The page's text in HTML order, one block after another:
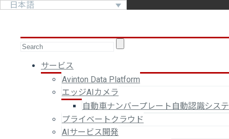
日本語
サービス
Avinton Data Platform
エッジAIカメラ
自動車ナンバープレート自動認識シス
プライベートクラウド
AIサービス開発